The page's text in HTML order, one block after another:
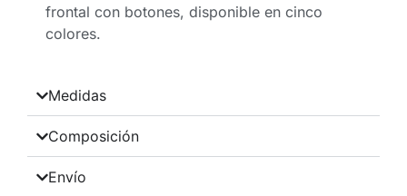
frontal con botones, disponible en cinco
colores.
Medidas
Composición
Envío